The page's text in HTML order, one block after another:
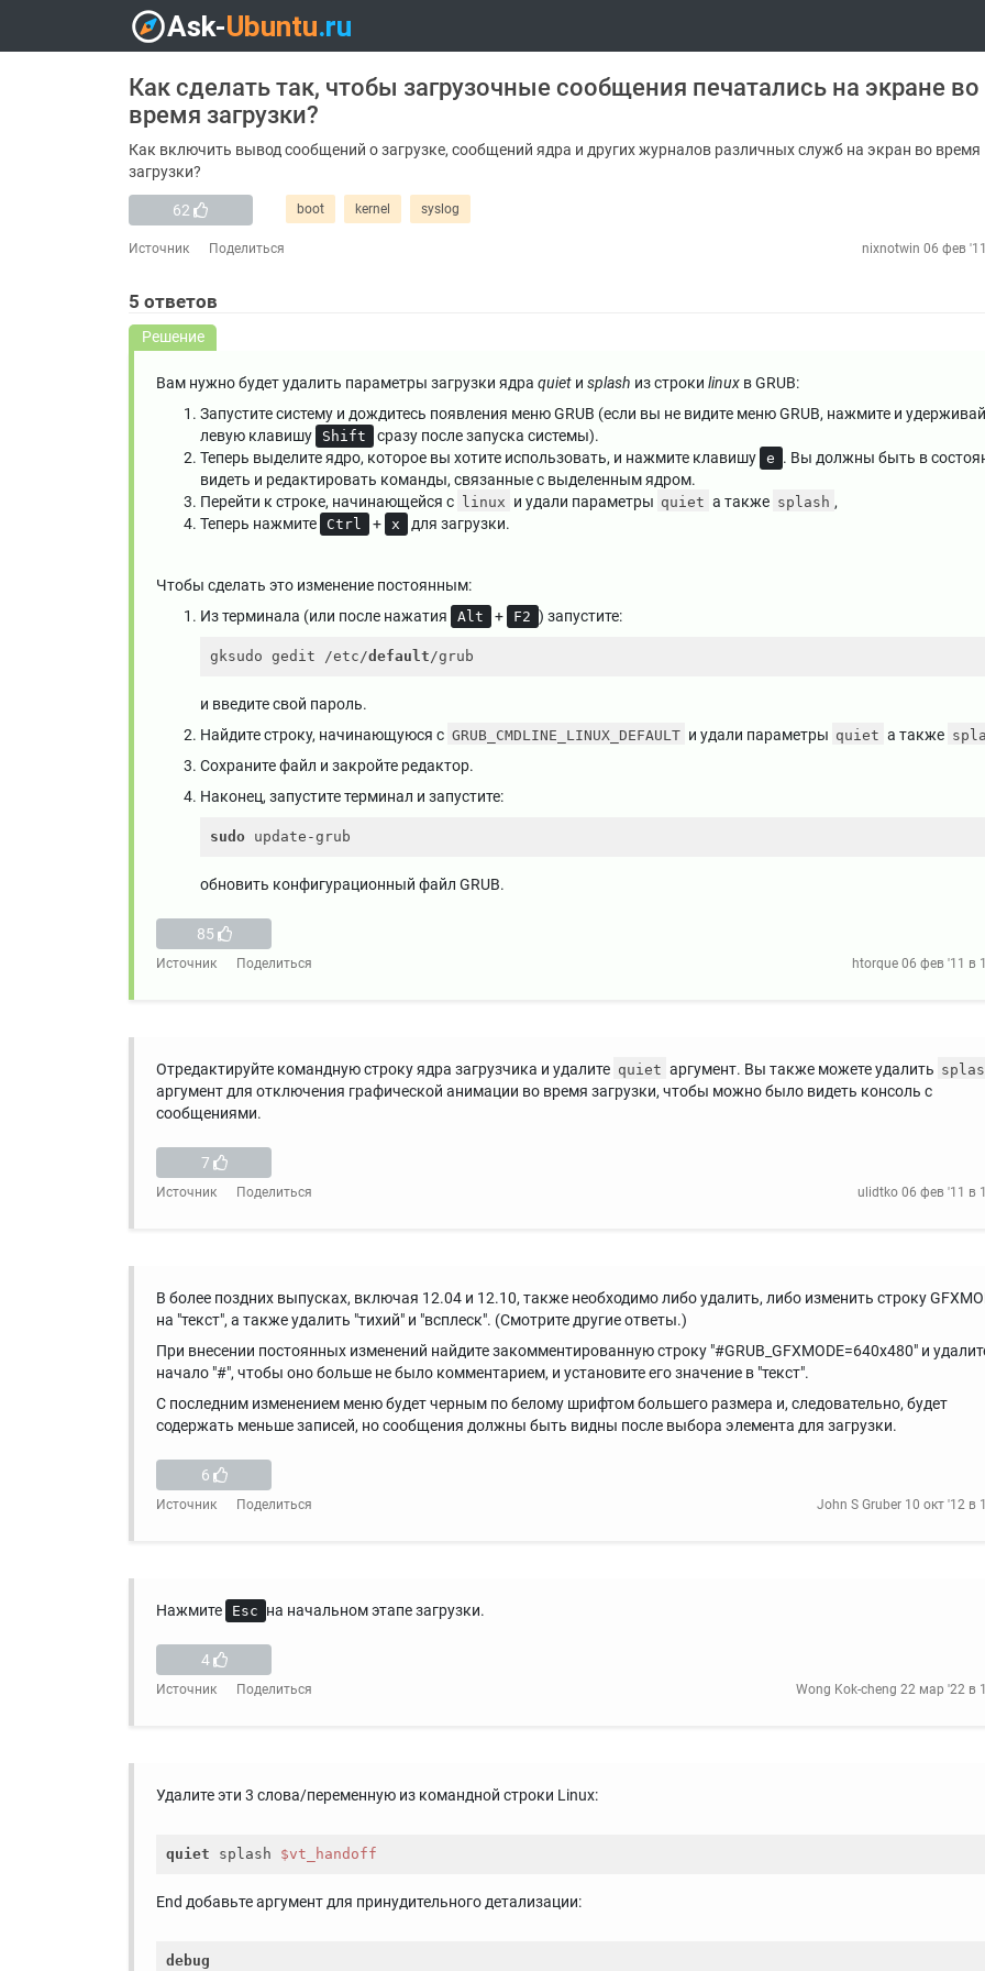
Как сделать так, чтобы загрузочные сообщения печатались на экране во
время загрузки?
Как включить вывод сообщений о загрузке, сообщений ядра и других журналов различных служб на экран во время
загрузки?
62 boot kernel syslog
Источник Поделиться nixnotwin 06 фев
5 ответов
Решение
Вам нужно будет удалить параметры загрузки ядра quiet и splash из строки linux в GRUB:
Запустите систему и дождитесь появления меню GRUB (если вы не видите меню GRUB, нажмите и
левую клавишу
Shift
сразу после запуска системы).
Теперь выделите ядро, которое вы хотите использовать, и нажмите клавишу
e . Вы должны быть в
видеть и редактировать команды, связанные с выделенным ядром.
Перейти к строке, начинающейся с
linux и удали параметры quiet а также splash ,
Теперь нажмите
Ctrl + x для загрузки.
Чтобы сделать это изменение постоянным:
Из терминала (или после нажатия
Alt + F2 ) запустите:
gksudo gedit /etc/default
и введите свой пароль.
Найдите строку, начинающуюся с GRUB_CMDLINE_LINUX_DEFAULT и удали параметры quiet а также
Сохраните файл и закройте редактор.
Наконец, запустите терминал и запустите:
sudo
обновить конфигурационный файл GRUB.
85
Источник Поделиться htorque 06 фев '11 в
Отредактируйте командную строку ядра загрузчика и удалите quiet аргумент. Вы также можете удалить
аргумент для отключения графической анимации во время загрузки, чтобы можно было видеть консоль с
сообщениями.
7
Источник Поделиться ulidtko 06 фев '11 в
В более поздних выпусках, включая 12.04 и 12.10, также необходимо либо удалить, либо изменить строку
на "текст", а также удалить "тихий" и "всплеск". (Смотрите другие ответы.)
При внесении постоянных изменений найдите закомментированную строку "#GRUB_GFXMODE=640x480" и
начало "#", чтобы оно больше не было комментарием, и установите его значение в "текст".
С последним изменением меню будет черным по белому шрифтом большего размера и, следовательно, будет
содержать меньше записей, но сообщения должны быть видны после выбора элемента для загрузки.
6
Источник Поделиться John S Gruber 10 окт '12 в
Нажмите Esc на начальном этапе загрузки.
4
Источник Поделиться Wong Kok-cheng 22 мар '22 в
Удалите эти 3 слова/переменную из командной строки Linux:
quiet splash $vt_handoff
End добавьте аргумент для принудительного детализации:
debug